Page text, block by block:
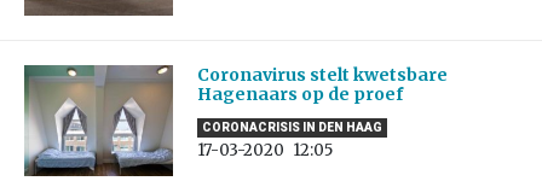
Coronavirus stelt kwetsbare
Hagenaars op de proef
CORONACRISIS IN DEN HAAG
17-03-2020 12:05